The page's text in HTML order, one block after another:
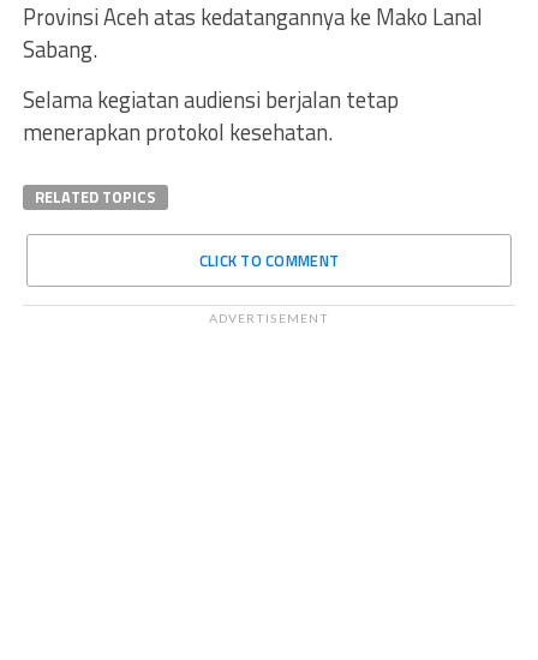
Provinsi Aceh atas kedatangannya ke Mako Lanal
Sabang.
Selama kegiatan audiensi berjalan tetap
menerapkan protokol kesehatan.
RELATED TOPICS
CLICK TO COMMENT
ADVERTISEMENT